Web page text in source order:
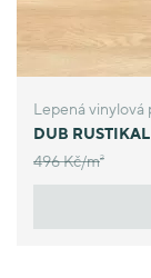
Lepená vinylová
DUB
496 Kč/m2